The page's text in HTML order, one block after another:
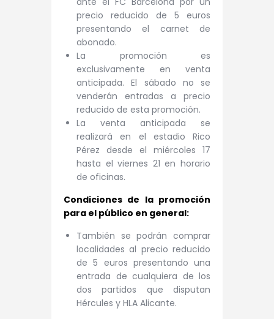
precio reducido de 5 euros
presentando el carnet de
abonado.
La promoción es
exclusivamente en venta
anticipada. El sábado no se
venderán entradas a precio
reducido de esta promoción.
La venta anticipada se
realizará en el estadio Rico
Pérez desde el miércoles 17
hasta el viernes 21 en horario
de oficinas.
Condiciones de la promoción
para el público en general:
También se podrán comprar
localidades al precio reducido
de 5 euros presentando una
entrada de cualquiera de los
dos partidos que disputan
Hércules y HLA Alicante.